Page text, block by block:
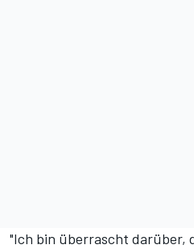
"Ich bin überrascht darüber,